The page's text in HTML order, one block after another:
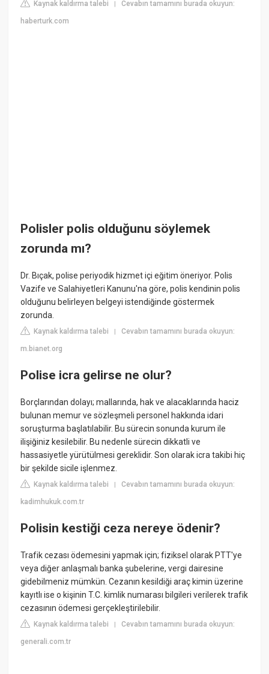
Kaynak kaldırma talebi |Cevabın tamamını burada okuyun:
haberturk.com
Polisler polis olduğunu söylemek
zorunda mı?
Dr. Bıçak, polise periyodik hizmet içi eğitim öneriyor. Polis
Vazife ve Salahiyetleri Kanunu'na göre, polis kendinin polis
olduğunu belirleyen belgeyi istendiğinde göstermek
zorunda.
Kaynak kaldırma talebi |Cevabın tamamını burada okuyun:
m.bianet.org
Polise icra gelirse ne olur?
Borçlarından dolayı; mallarında, hak ve alacaklarında haciz
bulunan memur ve sözleşmeli personel hakkında idari
soruşturma başlatılabilir. Bu sürecin sonunda kurum ile
ilişiğiniz kesilebilir. Bu nedenle sürecin dikkatli ve
hassasiyetle yürütülmesi gereklidir. Son olarak icra takibi hiç
bir şekilde sicile işlenmez.
Kaynak kaldırma talebi |Cevabın tamamını burada okuyun:
kadimhukuk.com.tr
Polisin kestiği ceza nereye ödenir?
Trafik cezası ödemesini yapmak için; fiziksel olarak PTT'ye
veya diğer anlaşmalı banka şubelerine, vergi dairesine
gidebilmeniz mümkün. Cezanın kesildiği araç kimin üzerine
kayıtlı ise o kişinin T.C. kimlik numarası bilgileri verilerek trafik
cezasının ödemesi gerçekleştirilebilir.
Kaynak kaldırma talebi |Cevabın tamamını burada okuyun:
generali.com.tr